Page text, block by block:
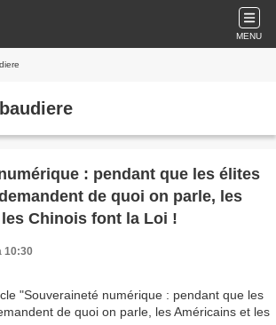
MENU
: pendant que les élites
de quoi on parle, les
Chinois font la Loi !
10:30